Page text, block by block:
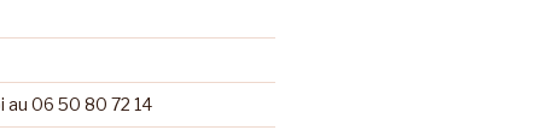
06 50 80 72 14